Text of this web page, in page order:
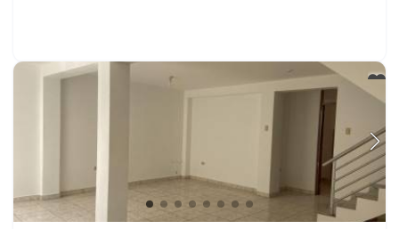
(S/ 364,485)